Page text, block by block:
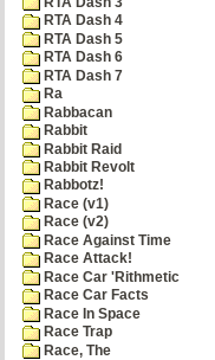
RTA Dash 4
RTA Dash 5
RTA Dash 6
RTA Dash 7
Ra
Rabbacan
Rabbit
Rabbit Raid
Rabbit Revolt
Rabbotz!
Race (v1)
Race (v2)
Race Against Time
Race Attack!
Race Car 'Rithmetic
Race Car Facts
Race In Space
Race Trap
Race, The